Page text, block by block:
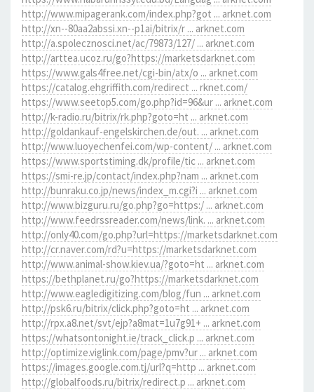
http://www.mipagerank.com/index.php?got ... arknet.com
http://xn--80aa2abssi.xn--p1ai/bitrix/r ... arknet.com
http://a.spolecznosci.net/ac/79873/127/ ... arknet.com
http://arttea.ucoz.ru/go?https://marketsdarknet.com
https://www.gals4free.net/cgi-bin/atx/o ... arknet.com
https://catalog.ehgriffith.com/redirect ... rknet.com/
https://www.seetop5.com/go.php?id=96&ur ... arknet.com
http://k-radio.ru/bitrix/rk.php?goto=ht ... arknet.com
http://goldankauf-engelskirchen.de/out. ... arknet.com
http://www.luoyechenfei.com/wp-content/ ... arknet.com
https://www.sportstiming.dk/profile/tic ... arknet.com
https://smi-re.jp/contact/index.php?nam ... arknet.com
http://bunraku.co.jp/news/index_m.cgi?i ... arknet.com
http://www.bizguru.ru/go.php?go=https:/ ... arknet.com
http://www.feedrssreader.com/news/link. ... arknet.com
http://only40.com/go.php?url=https://marketsdarknet.com
http://cr.naver.com/rd?u=https://marketsdarknet.com
http://www.animal-show.kiev.ua/?goto=ht ... arknet.com
https://bethplanet.ru/go?https://marketsdarknet.com
http://www.eagledigitizing.com/blog/fun ... arknet.com
http://psk6.ru/bitrix/click.php?goto=ht ... arknet.com
http://rpx.a8.net/svt/ejp?a8mat=1u7g91+ ... arknet.com
https://whatsontonight.ie/track_click.p ... arknet.com
http://optimize.viglink.com/page/pmv?ur ... arknet.com
https://images.google.com.tj/url?q=http ... arknet.com
http://globalfoods.ru/bitrix/redirect.p ... arknet.com